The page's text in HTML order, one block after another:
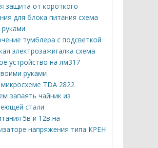
защита от короткого
для блока питания схема
тумблера с подсветкой
электрозажигалка схема
устройство на лм317
руками
TDA 2822
запаять чайник из
стали
5в и 12в на
напряжения типа КРЕН